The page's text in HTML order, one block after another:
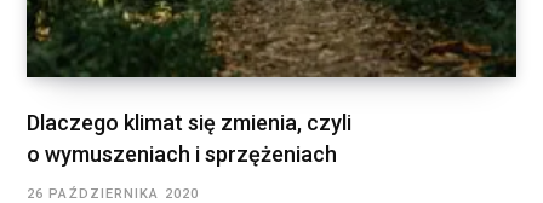
Dlaczego klimat się zmienia, czyli
o wymuszeniach i sprzężeniach
26 PAŹDZIERNIKA 2020